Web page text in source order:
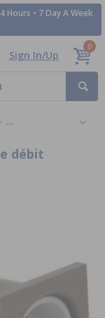
Hours • 7 Day A Week
Sign In/Up
0
Hayward Perflex DE Filter
débit